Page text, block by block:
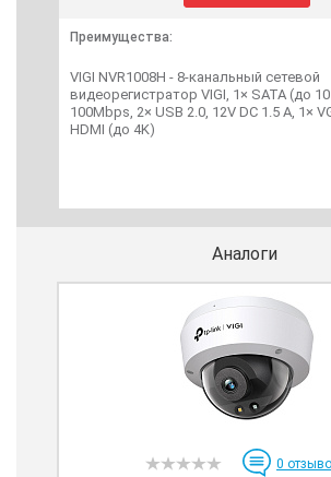
Преимущества:
VIGI NVR1008H - 8-канальный сетевой
видеорегистратор VIGI, 1× SATA (до
100Mbps, 2× USB 2.0, 12V DC 1.5 A, 1×
HDMI (до 4K)
Аналоги
0